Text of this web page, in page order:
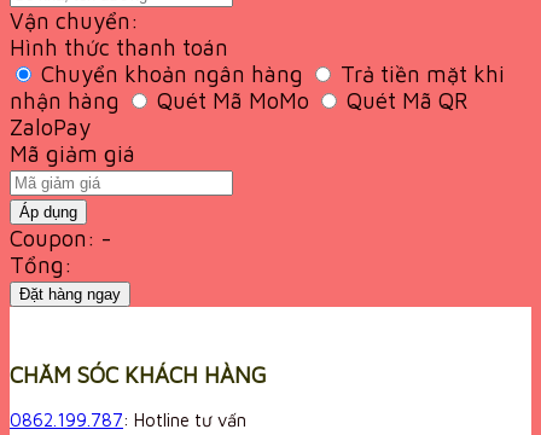
Vận chuyển:
Hình thức thanh toán
Chuyển khoản ngân hàng
Trả tiền mặt khi
nhận hàng
Quét Mã MoMo
Quét Mã QR
ZaloPay
Mã giảm giá
Áp dụng
Coupon: -
Tổng:
Đặt hàng ngay
CHĂM SÓC KHÁCH HÀNG
0862.199.787: Hotline tư vấn